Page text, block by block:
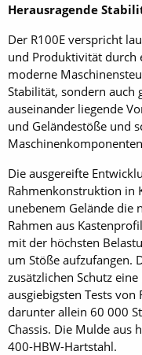
Herausragende
Der R100E verspricht
und Produktivität durch
moderne
Stabilität, sondern auch
auseinander liegende
und Geländestöße und
Die ausgereifte
Rahmenkonstruktion in
unebenem Gelände die
Rahmen aus
mit der höchsten
um Stöße aufzufangen.
zusätzlichen Schutz
ausgiebigsten Tests
darunter allein 60 000
Chassis. Die Mulde aus
400-HBW-Hartstahl.